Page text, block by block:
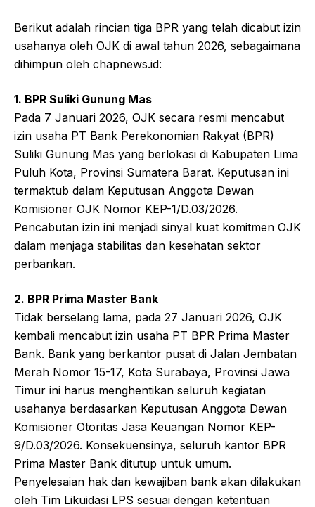
Berikut adalah rincian tiga BPR yang telah dicabut izin
usahanya oleh OJK di awal tahun 2026, sebagaimana
dihimpun oleh chapnews.id:
1. BPR Suliki Gunung Mas
Pada 7 Januari 2026, OJK secara resmi mencabut
izin usaha PT Bank Perekonomian Rakyat (BPR)
Suliki Gunung Mas yang berlokasi di Kabupaten Lima
Puluh Kota, Provinsi Sumatera Barat. Keputusan ini
termaktub dalam Keputusan Anggota Dewan
Komisioner OJK Nomor KEP-1/D.03/2026.
Pencabutan izin ini menjadi sinyal kuat komitmen OJK
dalam menjaga stabilitas dan kesehatan sektor
perbankan.
2. BPR Prima Master Bank
Tidak berselang lama, pada 27 Januari 2026, OJK
kembali mencabut izin usaha PT BPR Prima Master
Bank. Bank yang berkantor pusat di Jalan Jembatan
Merah Nomor 15-17, Kota Surabaya, Provinsi Jawa
Timur ini harus menghentikan seluruh kegiatan
usahanya berdasarkan Keputusan Anggota Dewan
Komisioner Otoritas Jasa Keuangan Nomor KEP-
9/D.03/2026. Konsekuensinya, seluruh kantor BPR
Prima Master Bank ditutup untuk umum.
Penyelesaian hak dan kewajiban bank akan dilakukan
oleh Tim Likuidasi LPS sesuai dengan ketentuan